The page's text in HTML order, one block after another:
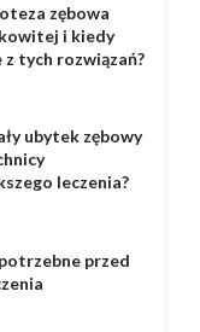
zębowa
i kiedy
tych rozwiązań?
ubytek zębowy
leczenia?
przed